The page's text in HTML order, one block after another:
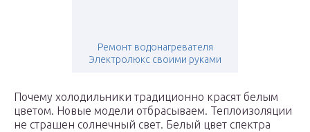
Ремонт водонагревателя
Электролюкс своими руками
Почему холодильники традиционно красят белым
цветом. Новые модели отбрасываем. Теплоизоляции
не страшен солнечный свет. Белый цвет спектра